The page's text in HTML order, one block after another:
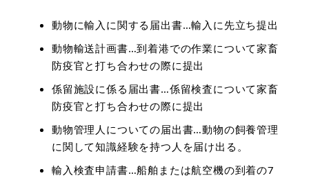
動物に輸入に関する届出書…輸入に先立ち提出
動物輸送計画書…到着港での作業について家畜
防疫官と打ち合わせの際に提出
係留施設に係る届出書…係留検査について家畜
防疫官と打ち合わせの際に提出
動物管理人についての届出書…動物の飼養管理
に関して知識経験を持つ人を届け出る。
輸入検査申請書…船舶または航空機の到着の7